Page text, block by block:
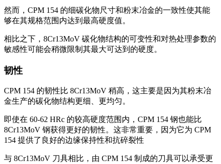
然而，CPM 154 的细碳化物尺寸和粉末冶金的一致性使其能
够在其规格范围内达到最高硬度值。
相比之下，8Cr13MoV 碳化物结构的可变性和对热处理参数的
敏感性可能会稍微限制其最大可达到的硬度。
韧性
CPM 154 的韧性比 8Cr13MoV 稍高，这主要是因为其粉末冶
金生产的碳化物结构更细、更均匀。
即使在 60-62 HRc 的较高硬度范围内，CPM 154 钢也能比
8Cr13MoV 钢获得更好的韧性。这非常重要，因为它为 CPM
154 提供了良好的边缘保持性和抗碎裂性
与 8Cr13MoV 刀具相比，由 CPM 154 制成的刀具可以承受更